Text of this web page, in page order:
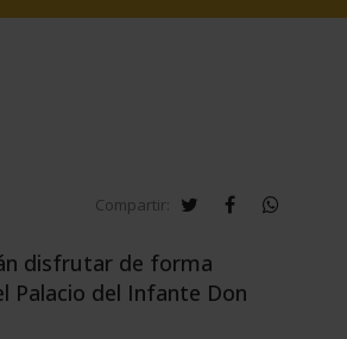
Compartir: twitterfacebookwhatsapp
disfrutar de forma
Palacio del Infante Don